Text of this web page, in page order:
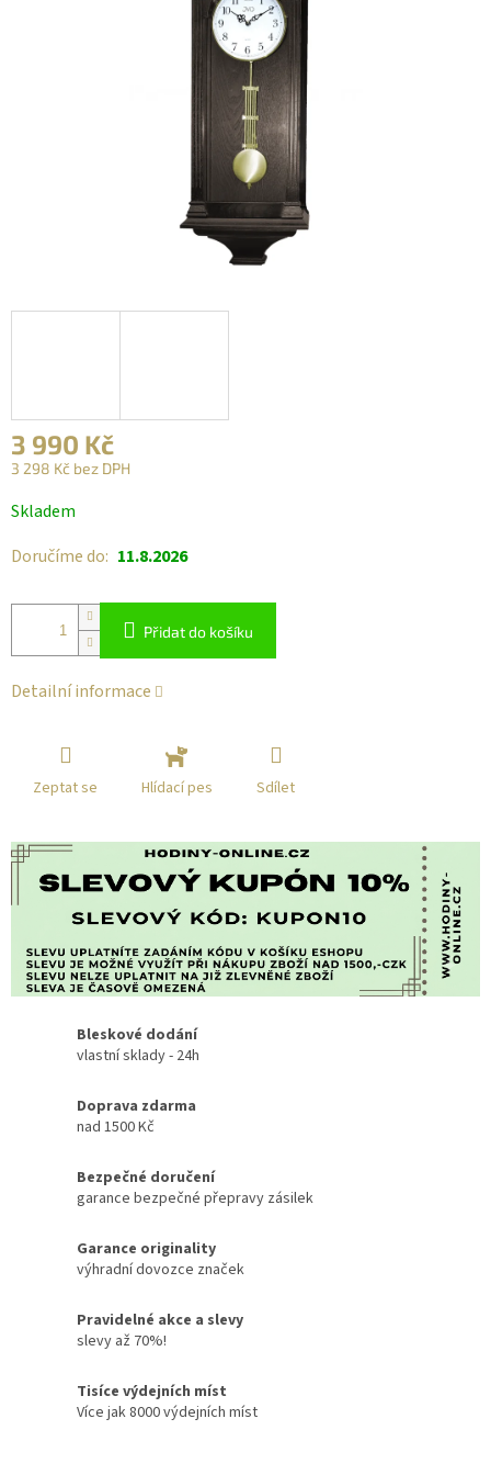
3 990 Kč
3 298 Kč bez DPH
cena:
Skladem
Doručíme do: 11.8.2026
Přidat do košíku
Detailní informace
Zeptat se Hlídací pes Sdílet
Bleskové dodání
vlastní sklady - 24h
Doprava zdarma
nad 1500 Kč
Bezpečné doručení
garance bezpečné přepravy zásilek
Garance originality
výhradní dovozce značek
Pravidelné akce a slevy
slevy až 70%!
Tisíce výdejních míst
Více jak 8000 výdejních míst